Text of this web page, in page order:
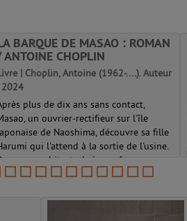
BARQUE DE MASAO : ROMAN
ANTOINE CHOPLIN
| Choplin, Antoine (1962-....). Auteur
2024
plus de dix ans sans contact,
un ouvrier-rectifieur sur l'île
de Naoshima, découvre sa fille
qui l'attend à la sortie de l'usine.
architecte, la jeune femme
sur l'île voisine. Lors d...